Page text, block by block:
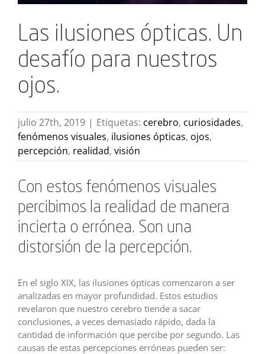
Las ilusiones ópticas. Un
desafío para nuestros
ojos.
julio 27th, 2019 | Etiquetas: cerebro, curiosidades,
fenómenos visuales, ilusiones ópticas, ojos,
percepción, realidad, visión
Con estos fenómenos visuales
percibimos la realidad de manera
incierta o errónea. Son una
distorsión de la percepción.
En el siglo XIX, las ilusiones ópticas comenzaron a ser
analizadas en mayor profundidad. Estos estudios
revelaron que nuestro cerebro tiende a sacar
conclusiones, a veces demasiado rápido, dada la
cantidad de información que percibe por segundo. L as
causas de estas percepciones erróneas pueden ser: